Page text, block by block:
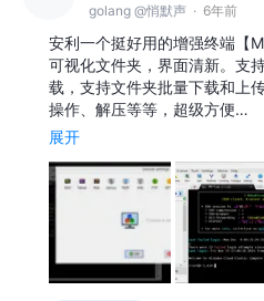
golang @悄默声 · 6年前
安利一个挺好用的增强终端【
可视化文件夹，界面清新。支
载，支持文件夹批量下载和上
操作、解压等等，超级方便…
展开